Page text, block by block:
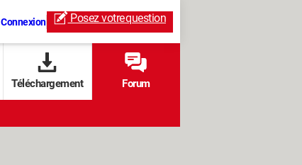
Connexion Posez votrequestion
Téléchargement Forum